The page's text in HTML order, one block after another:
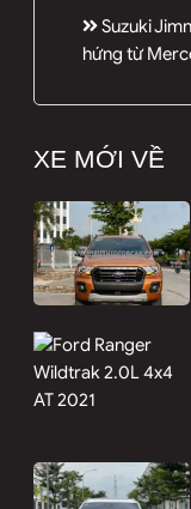
Suzuki
hứng từ
XE MỚI VỀ